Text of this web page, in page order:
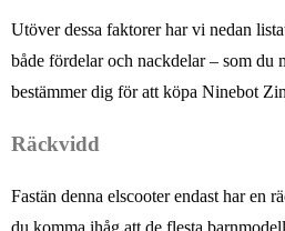
Utöver dessa faktorer har vi nedan
både fördelar och nackdelar – som du
bestämmer dig för att köpa Ninebot
Räckvidd
Fastän denna elscooter endast har en
du komma ihåg att de flesta